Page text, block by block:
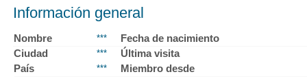
Iniciar sesión
Contáctenos
Información general
Nombre ***
Fecha de nacimiento
Ciudad
***
Última visita
País
*** Miembro desde